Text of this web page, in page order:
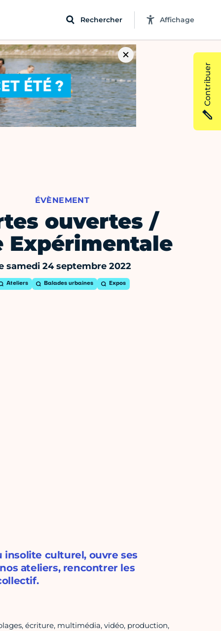
Rechercher Affichage
ÉVÈNEMENT
ouvertes /
Expérimentale
samedi 24 septembre 2022
Ateliers Balades urbaines Expos
insolite culturel, ouvre ses
ateliers, rencontrer les
écriture, multimédia, vidéo, production,
Contribuer